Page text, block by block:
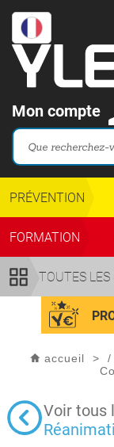
Mon compte
TOUTES LES
PRÉVENTION
FORMATION
accueil > /
Voir tous